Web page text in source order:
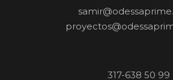
317-638 50 99